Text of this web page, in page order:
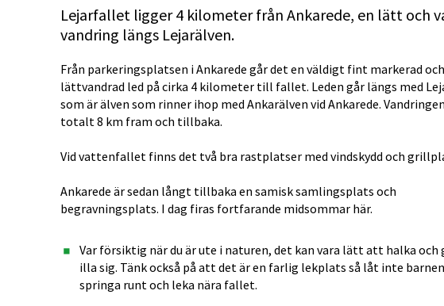
Lejarfallet ligger 4 kilometer från Ankarede, en lätt och
vandring längs Lejarälven.
Från parkeringsplatsen i Ankarede går det en väldigt fint markerad och
lättvandrad led på cirka 4 kilometer till fallet. Leden går längs med
som är älven som rinner ihop med Ankarälven vid Ankarede.
totalt 8 km fram och tillbaka.
Vid vattenfallet finns det två bra rastplatser med vindskydd och
Ankarede är sedan långt tillbaka en samisk samlingsplats och
begravningsplats. I dag firas fortfarande midsommar här.
Var försiktig när du är ute i naturen, det kan vara lätt att halka och
illa sig. Tänk också på att det är en farlig lekplats så låt inte
springa runt och leka nära fallet.